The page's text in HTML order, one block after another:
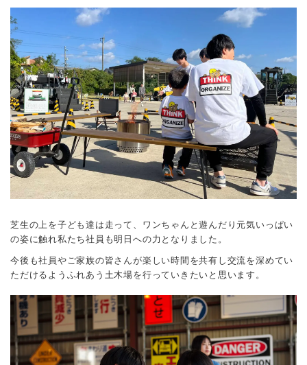
芝生の上を子ども達は走って、ワンちゃんと遊んだり元気いっぱい
の姿に触れ私たち社員も明日への力となりました。
今後も社員やご家族の皆さんが楽しい時間を共有し交流を深めてい
ただけるようふれあう土木場を行っていきたいと思います。